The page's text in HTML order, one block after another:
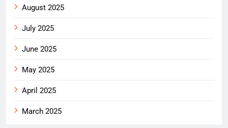
August 2025
July 2025
June 2025
May 2025
April 2025
March 2025